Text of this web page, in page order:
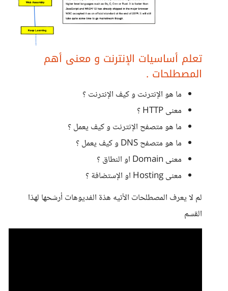
تعلم أساسيات الإنترنت و معنى أهم
المصطلحات .
ما هو الإنترنت و كيف الإنترنت ؟
معنى HTTP ؟
ما هو متصفح الإنترنت و كيف يعمل ؟
ما هو متصفح DNS و كيف يعمل ؟
معنى Domain او النطاق ؟
معنى Hosting او الإستضافة ؟
لم لا يعرف المصطلحات الأتيه هذة الفديوهات أرشحها لهذا
القسم